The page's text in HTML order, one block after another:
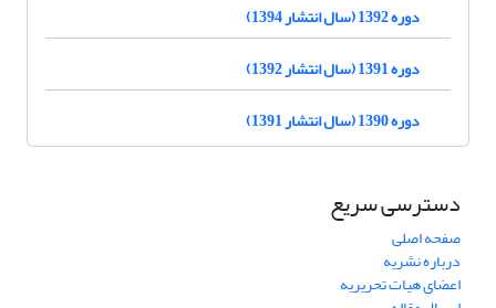
دوره 1392 (سال انتشار 1394)
دوره 1391 (سال انتشار 1392)
دوره 1390 (سال انتشار 1391)
دسترسی سریع
صفحه اصلی
درباره نشریه
اعضای هیات تحریریه